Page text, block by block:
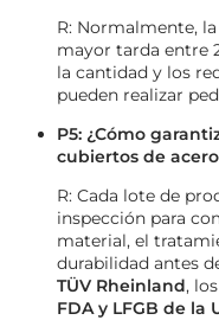
R: Normalmente,
mayor tarda entre
la cantidad y los
pueden realizar
P5: ¿Cómo
cubiertos de
R: Cada lote de
inspección para
material, el
durabilidad antes
TÜV Rheinland,
FDA y LFGB de la